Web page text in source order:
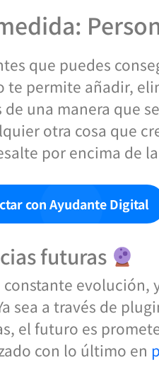
que puedes
te permite añadir,
una manera que
otra cosa que
por encima de
con Ayudante Digital
futuras
evolución,
sea a través de
el futuro es
con lo último en